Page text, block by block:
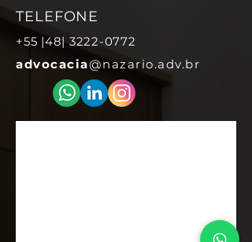
TELEFONE
+55 |48| 3222-0772
advocacia@nazario.adv.br